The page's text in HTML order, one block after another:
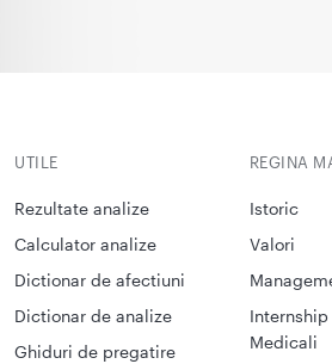
UTILE
Rezultate analize
Calculator analize
Dictionar de afectiuni
Dictionar de analize
Ghiduri de pregatire
REGINA
Istoric
Valori
Medicali